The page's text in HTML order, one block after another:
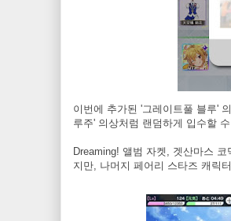
이번에 추가된 '그레이트풀 블루'
루주' 의상처럼 랜덤하게 입수할
Dreaming! 앨범 자켓, 겟산마스
지만, 나머지 페어리 스타즈 캐릭